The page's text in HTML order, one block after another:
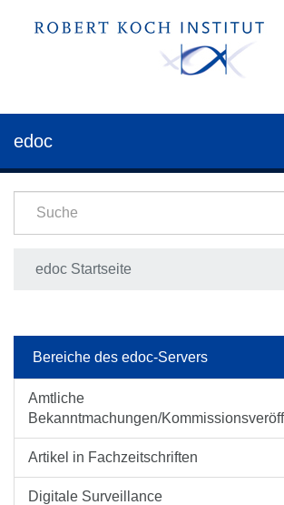
edoc
edoc Startseite
Bereiche des edoc-Servers
Amtliche
Bekanntmachungen/
Artikel in Fachzeitschriften
Digitale Surveillance